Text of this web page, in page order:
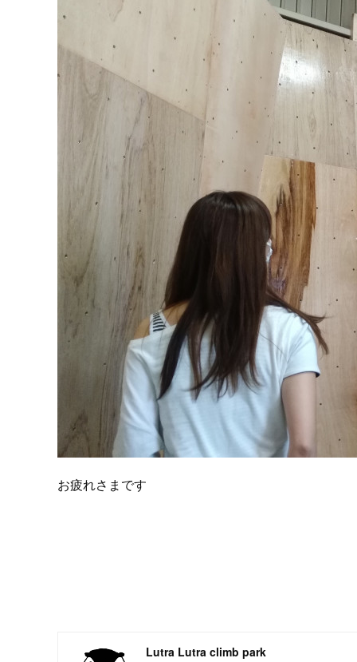
お疲れさまです
Lutra Lutra climb park